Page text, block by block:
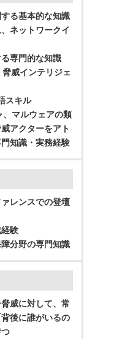
る基本的な知識
ネットワークイ
専門的な知識
脅威インテリジェ
スキル
、マルウェアの類
アクターをアト
知識・実務経験
レンスでの登壇
験
分野の専門知識
威に対して、常
後に誰がいるの